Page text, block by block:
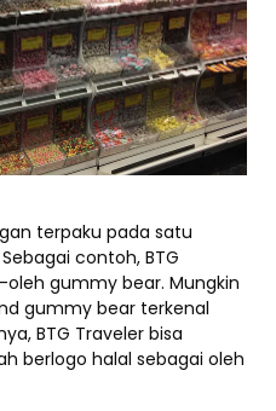
terpaku pada satu
contoh, BTG
gummy bear. Mungkin
gummy bear terkenal
BTG Traveler bisa
berlogo halal sebagai oleh